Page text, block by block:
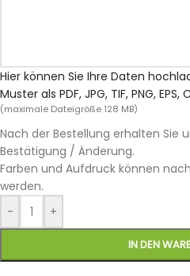
Hier können Sie Ihre Daten
Muster als PDF, JPG, TIF, PNG, EPS,
Nach der Bestellung erhalten Sie
Bestätigung / Änderung.
Farben und Aufdruck können
werden.
(maximale Dateigröße 128 MB)
- +
IN DEN